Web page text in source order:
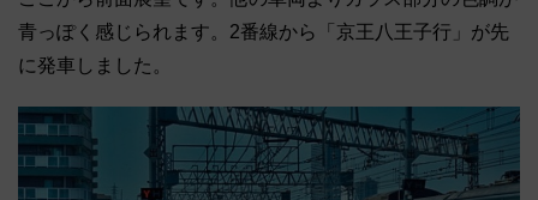
青っぽく感じられます。2番線から「京王八王子行」が先
に発車しました。